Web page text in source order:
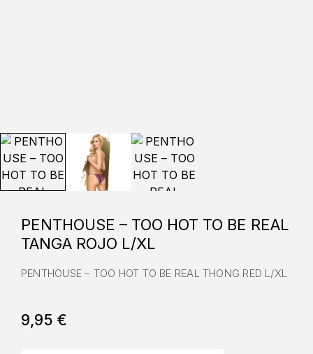
PENTHOUSE – TOO HOT TO BE REAL
TANGA ROJO L/XL
PENTHOUSE – TOO HOT TO BE REAL THONG RED L/XL
9,95€